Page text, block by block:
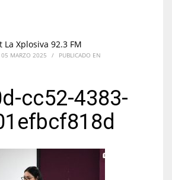
La Xplosiva 92.3 FM
05 MARZO 2025 / PUBLICADO EN
cc52-4383-